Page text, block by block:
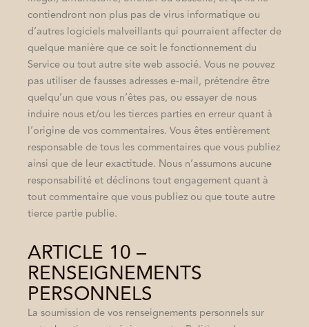
contiendront non plus pas de virus informatique ou
d’autres logiciels malveillants qui pourraient affecter de
quelque manière que ce soit le fonctionnement du
Service ou tout autre site web associé. Vous ne pouvez
pas utiliser de fausses adresses e-mail, prétendre être
quelqu’un que vous n’êtes pas, ou essayer de nous
induire nous et/ou les tierces parties en erreur quant à
l’origine de vos commentaires. Vous êtes entièrement
responsable de tous les commentaires que vous publiez
ainsi que de leur exactitude. Nous n’assumons aucune
responsabilité et déclinons tout engagement quant à
tout commentaire que vous publiez ou que toute autre
tierce partie publie.
ARTICLE 10 –
RENSEIGNEMENTS
PERSONNELS
La soumission de vos renseignements personnels sur